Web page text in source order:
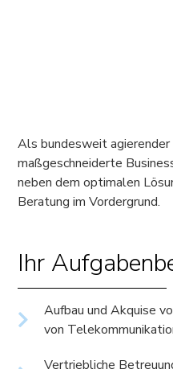
Als bundesweit
maßgeschneiderte
neben dem optimalen
Beratung im Vordergrund.
Ihr
Aufbau und Akquise
von
Vertriebliche